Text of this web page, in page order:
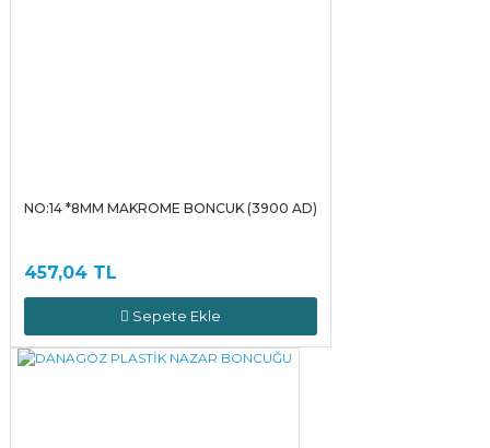
NO:14 *8MM MAKROME BONCUK (3900 AD)
457,04 TL
Sepete Ekle